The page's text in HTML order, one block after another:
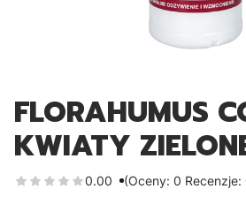
FLORAHUMUS
KWIATY
0.00 (Oceny: 0 Recenzje: